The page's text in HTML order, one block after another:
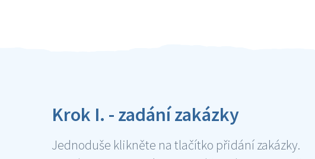
Krok I. - zadání zakázky
Jednoduše klikněte na tlačítko přidání zakázky.